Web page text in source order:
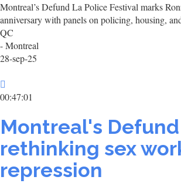
Montreal’s Defund La Police Festival marks
anniversary with panels on policing, housing,
QC
- Montreal
28-sep-25
00:47:01
Montreal's Defund
rethinking sex
repression